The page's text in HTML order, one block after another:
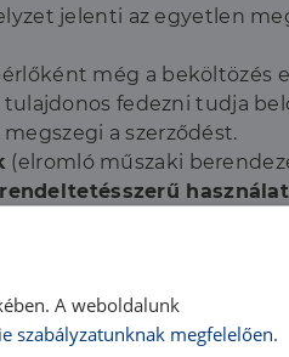
jelenti az egyetlen
még a beköltözés
fedezni tudja
a szerződést.
(elromló műszaki
a gyakorlatban van,
Nem baj, ha ez egy 10
tételesmegnevezése
A weboldalunk
szabályzatunknak megfelelően.